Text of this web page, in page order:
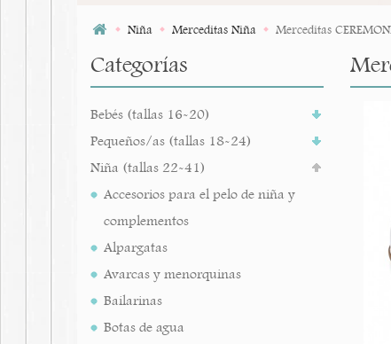
Niña Merceditas Niña Merceditas
Categorías
Bebés (tallas 16-20)
Pequeños/as (tallas 18-24)
Niña (tallas 22-41)
Accesorios para el pelo de niña y
complementos
Alpargatas
Avarcas y menorquinas
Bailarinas
Botas de agua